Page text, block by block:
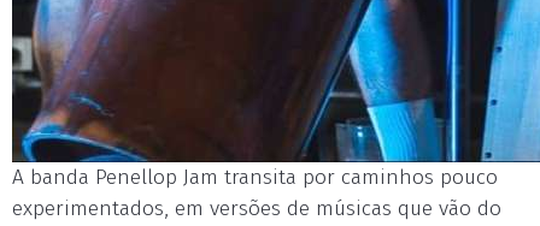
A banda Penellop Jam transita por caminhos pouco
experimentados, em versões de músicas que vão do